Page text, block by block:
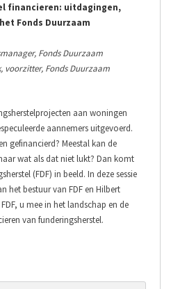
financieren: uitdagingen,
Fonds Duurzaam
Fonds Duurzaam
voorzitter, Fonds Duurzaam
aan woningen
aannemers uitgevoerd.
gefinancierd? Meestal kan de
wat als dat niet lukt? Dan komt
(FDF) in beeld. In deze sessie
het bestuur van FDF en Hilbert
u mee in het landschap en de
van funderingsherstel.